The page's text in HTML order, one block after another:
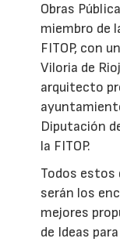
Obras
miembro de
FITOP, con
Viloria de
arquitecto
Diputación
la FITOP.
Todos estos
serán los
mejores
de Ideas